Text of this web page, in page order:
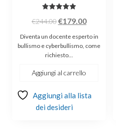
5.00
€244.00 Il
originale
era:
€244.00.
€179.00Il
prezzo
attuale
Diventa un docente esperto in
bullismo e cyberbullismo, come
richiesto…
Aggiungi al carrello
Aggiungi alla lista
dei desideri